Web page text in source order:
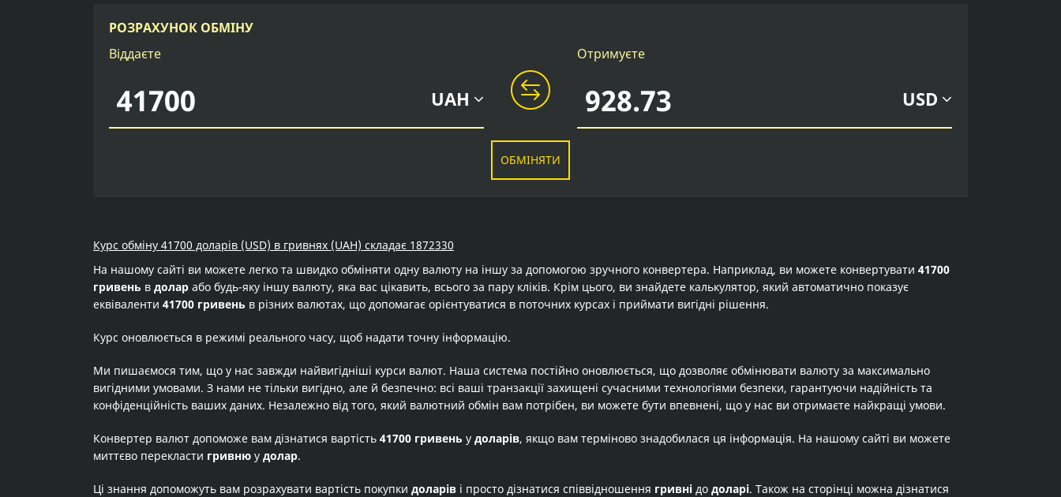
РОЗРАХУНОК ОБМІНУ
Віддаєте
UAH
Отримуєте
USD
ОБМІНЯТИ
Курс обміну 41700 доларів (USD) в гривнях (UAH) складає 1872330
На нашому сайті ви можете легко та швидко обміняти одну валюту на іншу за допомогою зручного конвертера. Наприклад, ви можете конвертувати 41700
гривень в долар або будь-яку іншу валюту, яка вас цікавить, всього за пару кліків. Крім цього, ви знайдете калькулятор, який автоматично показує
еквіваленти 41700 гривень в різних валютах, що допомагає орієнтуватися в поточних курсах і приймати вигідні рішення.
Курс оновлюється в режимі реального часу, щоб надати точну інформацію.
Ми пишаємося тим, що у нас завжди найвигідніші курси валют. Наша система постійно оновлюється, що дозволяє обмінювати валюту за максимально
вигідними умовами. З нами не тільки вигідно, але й безпечно: всі ваші транзакції захищені сучасними технологіями безпеки, гарантуючи надійність та
конфіденційність ваших даних. Незалежно від того, який валютний обмін вам потрібен, ви можете бути впевнені, що у нас ви отримаєте найкращі умови.
Конвертер валют допоможе вам дізнатися вартість 41700 гривень у доларів, якщо вам терміново знадобилася ця інформація. На нашому сайті ви можете
миттєво перекласти гривню у долар.
Ці знання допоможуть вам розрахувати вартість покупки доларів і просто дізнатися співвідношення гривні до доларі. Також на сторінці можна дізнатися